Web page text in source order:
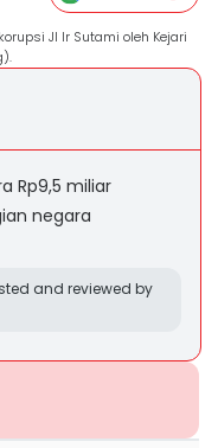
Jl Ir Sutami oleh Kejari
Rp9,5 miliar
negara
and reviewed by